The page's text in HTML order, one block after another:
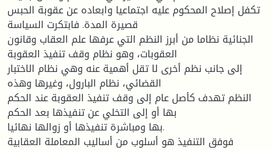
تكفل إصلاح المحكوم عليه اجتماعيا وابعاده عن عقوبة الحبس
قصيرة المدة. فابتكرت السياسة
الجنائية نظاما من أبرز النظم التي عرفها علم العقاب وقانون
العقوبات، وهو نظام وقف تنفيذ العقوبة
إلى جانب نظم أخرى لا تقل أهمية عنه وهي نظام الاختبار
القضائي، نظام البارول، وغيرها وهذه
النظم تهدف كأصل عام إلى وقف تنفيذ العقوبة عند الحكم
بها أو إلى التخلي عن تنفيذها بعد الحكم
بها ومباشرة تنفيذها أو زوالها نهائيا.
فوفق التنفيذ هو أسلوب من أساليب المعاملة العقابية